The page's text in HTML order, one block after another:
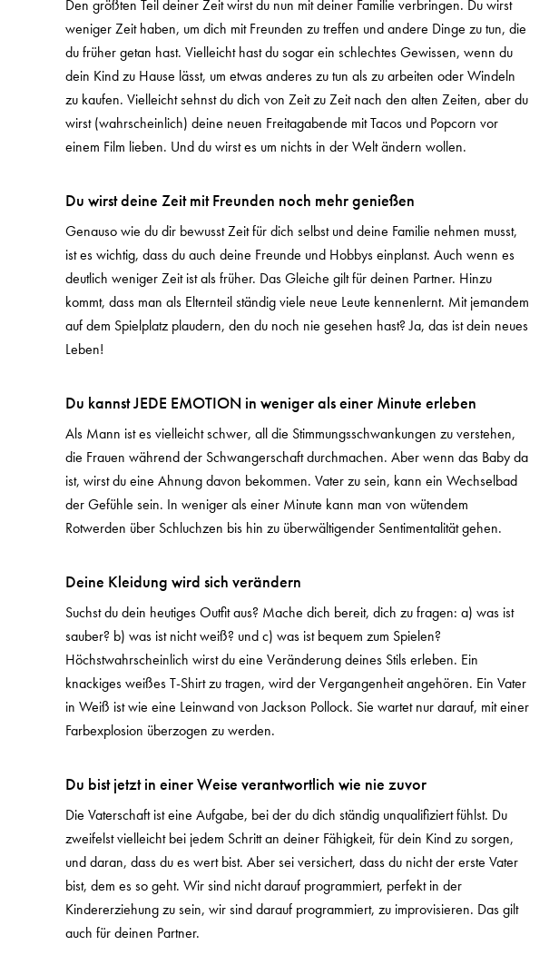
Den größten Teil deiner Zeit wirst du nun mit deiner Familie verbringen. Du wirst
weniger Zeit haben, um dich mit Freunden zu treffen und andere Dinge zu tun, die
du früher getan hast. Vielleicht hast du sogar ein schlechtes Gewissen, wenn du
dein Kind zu Hause lässt, um etwas anderes zu tun als zu arbeiten oder Windeln
zu kaufen. Vielleicht sehnst du dich von Zeit zu Zeit nach den alten Zeiten, aber du
wirst (wahrscheinlich) deine neuen Freitagabende mit Tacos und Popcorn vor
einem Film lieben. Und du wirst es um nichts in der Welt ändern wollen.
Du wirst deine Zeit mit Freunden noch mehr genießen
Genauso wie du dir bewusst Zeit für dich selbst und deine Familie nehmen musst,
ist es wichtig, dass du auch deine Freunde und Hobbys einplanst. Auch wenn es
deutlich weniger Zeit ist als früher. Das Gleiche gilt für deinen Partner. Hinzu
kommt, dass man als Elternteil ständig viele neue Leute kennenlernt. Mit jemandem
auf dem Spielplatz plaudern, den du noch nie gesehen hast? Ja, das ist dein neues
Leben!
Du kannst JEDE EMOTION in weniger als einer Minute erleben
Als Mann ist es vielleicht schwer, all die Stimmungsschwankungen zu verstehen,
die Frauen während der Schwangerschaft durchmachen. Aber wenn das Baby da
ist, wirst du eine Ahnung davon bekommen. Vater zu sein, kann ein Wechselbad
der Gefühle sein. In weniger als einer Minute kann man von wütendem
Rotwerden über Schluchzen bis hin zu überwältigender Sentimentalität gehen.
Deine Kleidung wird sich verändern
Suchst du dein heutiges Outfit aus? Mache dich bereit, dich zu fragen: a) was ist
sauber? b) was ist nicht weiß? und c) was ist bequem zum Spielen?
Höchstwahrscheinlich wirst du eine Veränderung deines Stils erleben. Ein
knackiges weißes T-Shirt zu tragen, wird der Vergangenheit angehören. Ein Vater
in Weiß ist wie eine Leinwand von Jackson Pollock. Sie wartet nur darauf, mit einer
Farbexplosion überzogen zu werden.
Du bist jetzt in einer Weise verantwortlich wie nie zuvor
Die Vaterschaft ist eine Aufgabe, bei der du dich ständig unqualifiziert fühlst. Du
zweifelst vielleicht bei jedem Schritt an deiner Fähigkeit, für dein Kind zu sorgen,
und daran, dass du es wert bist. Aber sei versichert, dass du nicht der erste Vater
bist, dem es so geht. Wir sind nicht darauf programmiert, perfekt in der
Kindererziehung zu sein, wir sind darauf programmiert, zu improvisieren. Das gilt
auch für deinen Partner.